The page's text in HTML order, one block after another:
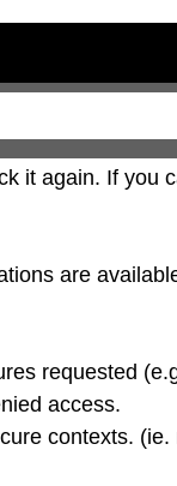
it again. If you
are